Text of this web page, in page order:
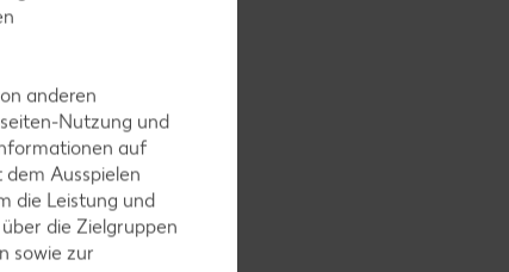
anderen
Nutzung und
auf
Ausspielen
die Leistung und
die Zielgruppen
sowie zur